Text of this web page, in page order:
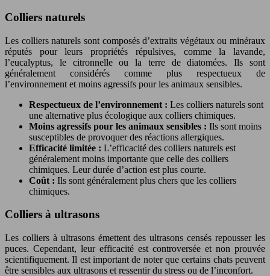
Colliers naturels
Les colliers naturels sont composés d’extraits végétaux ou minéraux
réputés pour leurs propriétés répulsives, comme la lavande,
l’eucalyptus, le citronnelle ou la terre de diatomées. Ils sont
généralement considérés comme plus respectueux de
l’environnement et moins agressifs pour les animaux sensibles.
Respectueux de l’environnement : Les colliers naturels sont
une alternative plus écologique aux colliers chimiques.
Moins agressifs pour les animaux sensibles : Ils sont moins
susceptibles de provoquer des réactions allergiques.
Efficacité limitée : L’efficacité des colliers naturels est
généralement moins importante que celle des colliers
chimiques. Leur durée d’action est plus courte.
Coût : Ils sont généralement plus chers que les colliers
chimiques.
Colliers à ultrasons
Les colliers à ultrasons émettent des ultrasons censés repousser les
puces. Cependant, leur efficacité est controversée et non prouvée
scientifiquement. Il est important de noter que certains chats peuvent
être sensibles aux ultrasons et ressentir du stress ou de l’inconfort.